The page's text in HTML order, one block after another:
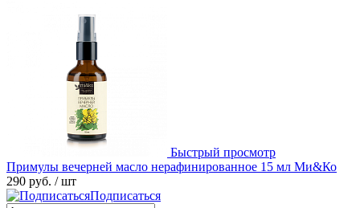
Быстрый просмотр
Примулы вечерней масло нерафинированное 15 мл Ми&Ко
290 руб. / шт
Подписаться